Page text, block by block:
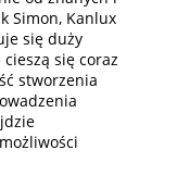
Simon, Kanlux
się duży
się coraz
stworzenia